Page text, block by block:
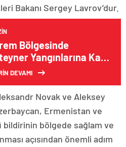
Bakanı Sergey Lavrov’dur.
Bölgesinde
Yangınlarına Karşı
Tavsiyeler
DEVAMI
Novak ve Aleksey
Ermenistan ve
bildirinin bölgede sağlam ve
açısından önemli adım